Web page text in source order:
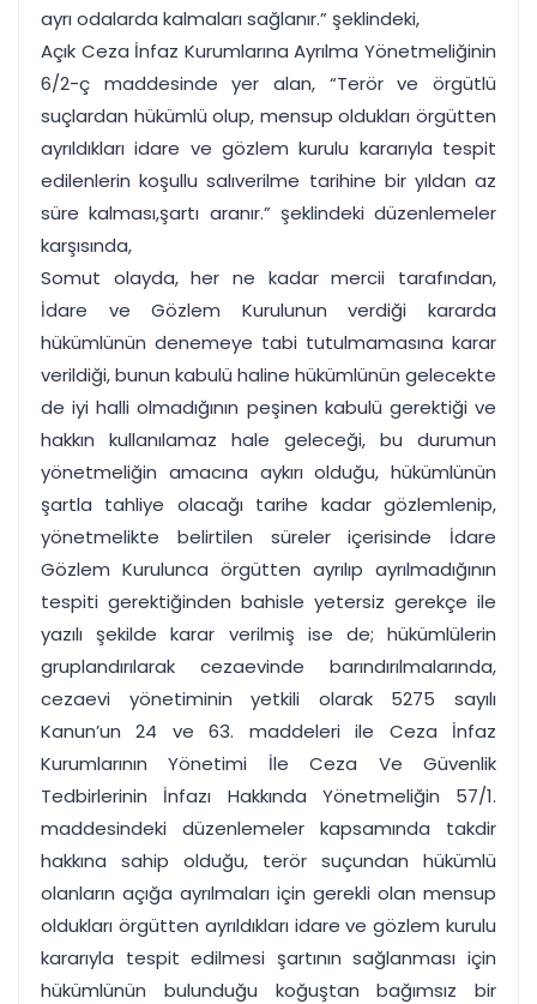
ayrı odalarda kalmaları sağlanır.” şeklindeki,
Açık Ceza İnfaz Kurumlarına Ayrılma Yönetmeliğinin
6/2-ç maddesinde yer alan, “Terör ve örgütlü
suçlardan hükümlü olup, mensup oldukları örgütten
ayrıldıkları idare ve gözlem kurulu kararıyla tespit
edilenlerin koşullu salıverilme tarihine bir yıldan az
süre kalması,şartı aranır.” şeklindeki düzenlemeler
karşısında,
Somut olayda, her ne kadar mercii tarafından,
İdare ve Gözlem Kurulunun verdiği kararda
hükümlünün denemeye tabi tutulmamasına karar
verildiği, bunun kabulü haline hükümlünün gelecekte
de iyi halli olmadığının peşinen kabulü gerektiği ve
hakkın kullanılamaz hale geleceği, bu durumun
yönetmeliğin amacına aykırı olduğu, hükümlünün
şartla tahliye olacağı tarihe kadar gözlemlenip,
yönetmelikte belirtilen süreler içerisinde İdare
Gözlem Kurulunca örgütten ayrılıp ayrılmadığının
tespiti gerektiğinden bahisle yetersiz gerekçe ile
yazılı şekilde karar verilmiş ise de; hükümlülerin
gruplandırılarak cezaevinde barındırılmalarında,
cezaevi yönetiminin yetkili olarak 5275 sayılı
Kanun’un 24 ve 63. maddeleri ile Ceza İnfaz
Kurumlarının Yönetimi İle Ceza Ve Güvenlik
Tedbirlerinin İnfazı Hakkında Yönetmeliğin 57/1.
maddesindeki düzenlemeler kapsamında takdir
hakkına sahip olduğu, terör suçundan hükümlü
olanların açığa ayrılmaları için gerekli olan mensup
oldukları örgütten ayrıldıkları idare ve gözlem kurulu
kararıyla tespit edilmesi şartının sağlanması için
hükümlünün bulunduğu koğuştan bağımsız bir